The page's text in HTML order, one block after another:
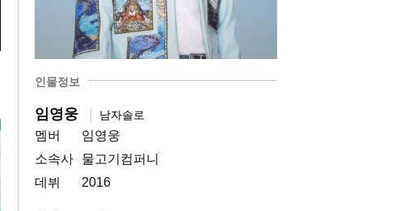
인물정보
임영웅 남자솔로
멤버
임영웅
소속사
물고기컴퍼니
데뷔
2016